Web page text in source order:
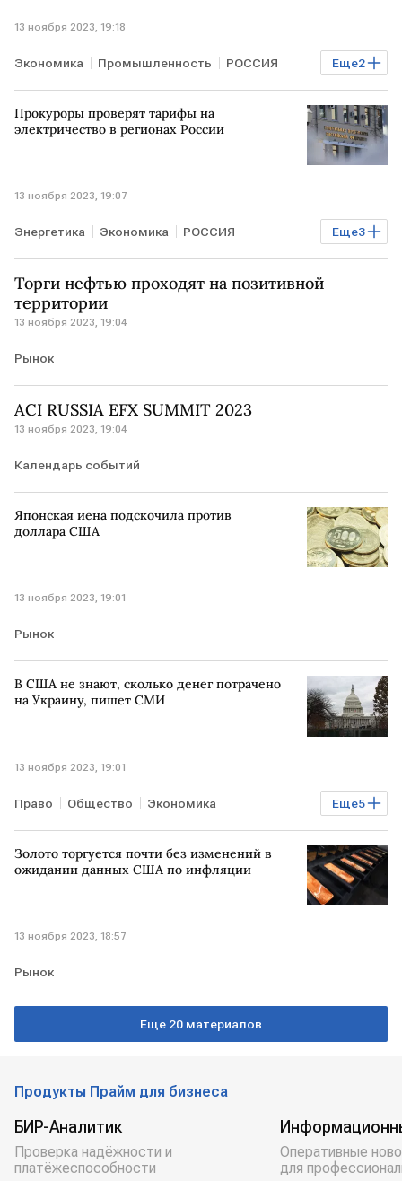
13 ноября 2023, 19:18
Еще2
Экономика Промышленность РОССИЯ
Минсельхоз удобрения
Прокуроры проверят тарифы на
электричество в регионах России
13 ноября 2023, 19:07
Еще3
Энергетика Экономика РОССИЯ
электричество тарифы прокуратура
Торги нефтью проходят на позитивной
территории
13 ноября 2023, 19:04
Рынок
ACI RUSSIA EFX SUMMIT 2023
13 ноября 2023, 19:04
Календарь событий
Японская иена подскочила против
доллара США
13 ноября 2023, 19:01
Рынок
В США не знают, сколько денег потрачено
на Украину, пишет СМИ
13 ноября 2023, 19:01
Еще5
Право Общество Экономика
Мировая экономика В мире США
помощь Украине финансовая помощь
Золото торгуется почти без изменений в
ожидании данных США по инфляции
13 ноября 2023, 18:57
Рынок
Еще 20 материалов
Продукты Прайм для бизнеса
БИР-Аналитик
Проверка надёжности и
платёжеспособности
Оперативные
для